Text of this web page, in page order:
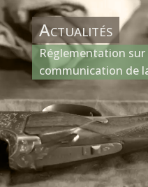
Actualités
Réglementation sur
communication de